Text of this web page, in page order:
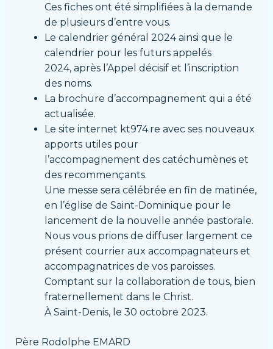
Ces fiches ont été simplifiées à la demande
de plusieurs d’entre vous.
Le calendrier général 2024 ainsi que le
calendrier pour les futurs appelés
2024, après l’Appel décisif et l’inscription
des noms.
La brochure d’accompagnement qui a été
actualisée.
Le site internet kt974.re avec ses nouveaux
apports utiles pour
l’accompagnement des catéchumènes et
des recommençants.
Une messe sera célébrée en fin de matinée,
en l’église de Saint-Dominique pour le
lancement de la nouvelle année pastorale.
Nous vous prions de diffuser largement ce
présent courrier aux accompagnateurs et
accompagnatrices de vos paroisses.
Comptant sur la collaboration de tous, bien
fraternellement dans le Christ.
À Saint-Denis, le 30 octobre 2023.
Père Rodolphe EMARD